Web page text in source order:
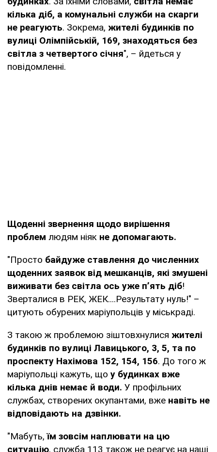
кілька діб, а комунальні служби на скарги
не реагують. Зокрема, жителі будинків по
вулиці Олімпійській, 169, знаходяться без
світла з четвертого січня", – йдеться у
повідомленні.
Щоденні звернення щодо вирішення
проблем людям ніяк не допомагають.
"Просто байдуже ставлення до численних
щоденних заявок від мешканців, які змушені
виживати без світла ось уже п’ять діб!
Зверталися в РЕК, ЖЕК....Результату нуль!" –
цитують обурених маріупольців у міськраді.
З такою ж проблемою зіштовхнулися жителі
будинків по вулиці Лавицького, 3, 5, та по
проспекту Нахімова 152, 154, 156. До того ж
маріупольці кажуть, що у будинках вже
кілька днів немає й води. У профільних
службах, створених окупантами, вже навіть не
відповідають на дзвінки.
"Мабуть, їм зовсім наплювати на цю
ситуацію, служба 113 також не реагує на наші